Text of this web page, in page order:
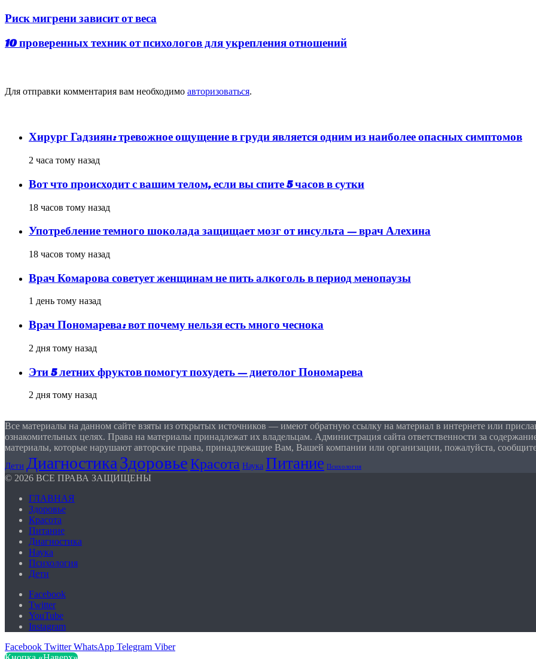
Риск мигрени зависит от веса
10 проверенных техник от психологов для укрепления отношений
Для отправки комментария вам необходимо авторизоваться.
Хирург Гадзиян: тревожное ощущение в груди является одним из наиболее опасных симптомов
2 часа тому назад
Вот что происходит с вашим телом, если вы спите 5 часов в сутки
18 часов тому назад
Употребление темного шоколада защищает мозг от инсульта — врач Алехина
18 часов тому назад
Врач Комарова советует женщинам не пить алкоголь в период менопаузы
1 день тому назад
Врач Пономарева: вот почему нельзя есть много чеснока
2 дня тому назад
Эти 5 летних фруктов помогут похудеть — диетолог Пономарева
2 дня тому назад
Все материалы на данном сайте взяты из открытых источников — имеют обратную ссылку на материал в интернете или
ознакомительных целях. Права на материалы принадлежат их владельцам. Администрация сайта ответственности за
материалы, которые нарушают авторские права, принадлежащие Вам, Вашей компании или организации, пожалуйста,
Дети ДиагностикаЗдоровьеКрасота Наука Питание Психология
© 2026 ВСЕ ПРАВА ЗАЩИЩЕНЫ
ГЛАВНАЯ
Здоровье
Красота
Питание
Диагностика
Наука
Психология
Дети
Facebook
Twitter
YouTube
Instagram
Facebook Twitter WhatsApp Telegram Viber